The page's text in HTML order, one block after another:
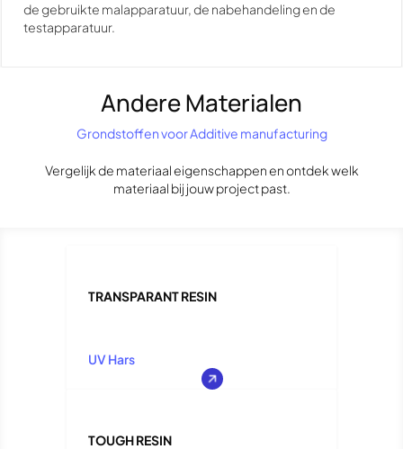
de gebruikte malapparatuur, de nabehandeling en de
testapparatuur.
Andere Materialen
Grondstoffen voor Additive manufacturing
Vergelijk de materiaal eigenschappen en ontdek welk
materiaal bij jouw project past.
TRANSPARANT RESIN
UV Hars
TOUGH RESIN